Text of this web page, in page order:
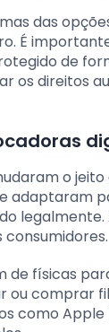
das
É
de
os direitos
o jeito
adaptaram
legalmente.
de físicas
ou comprar
como Apple